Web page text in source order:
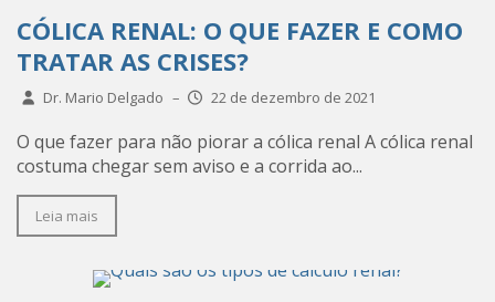
CÓLICA RENAL: O QUE FAZER E COMO
TRATAR AS CRISES?
Dr. Mario Delgado – 22 de dezembro de 2021
O que fazer para não piorar a cólica renal A cólica renal
costuma chegar sem aviso e a corrida ao...
Leia mais